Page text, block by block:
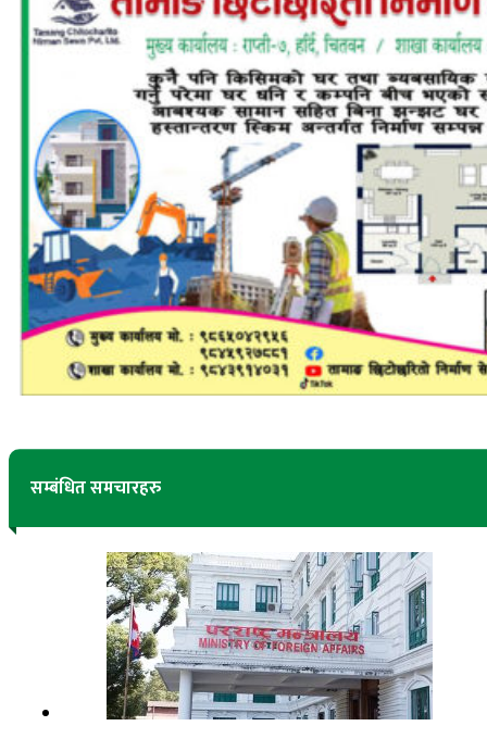
सम्बंधित समचारहरु